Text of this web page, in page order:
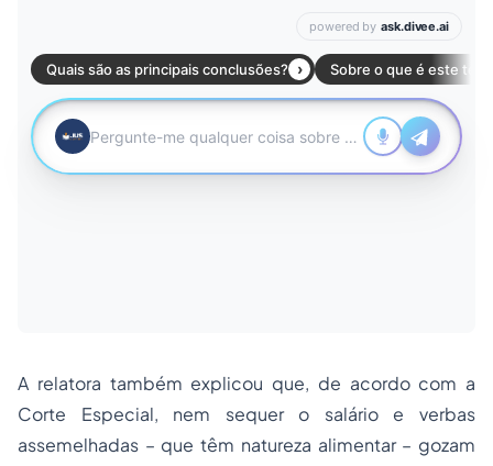
A relatora também explicou que, de acordo com a
Corte Especial, nem sequer o salário e verbas
assemelhadas – que têm natureza alimentar – gozam